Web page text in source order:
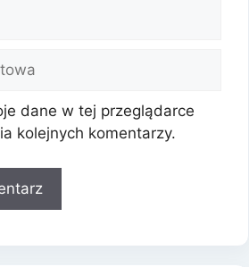
dane w tej przeglądarce
kolejnych komentarzy.